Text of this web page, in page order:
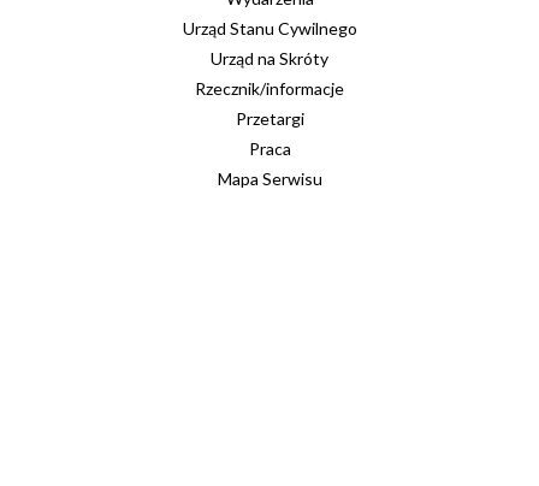
Urząd Stanu Cywilnego
Urząd na Skróty
Rzecznik/informacje
Przetargi
Praca
Mapa Serwisu